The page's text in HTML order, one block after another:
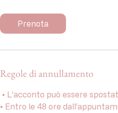
1
5
u
t
i
Prenota
Regole di annullamento
•⁠ L’acconto può essere
•⁠ ⁠Entro le 48 ore